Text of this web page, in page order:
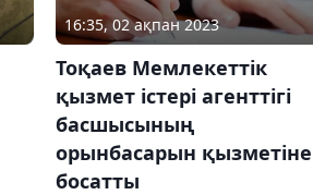
16:35, 02 ақпан 2023
Тоқаев Мемлекеттік
қызмет істері агенттігі
басшысының
орынбасарын
босатты